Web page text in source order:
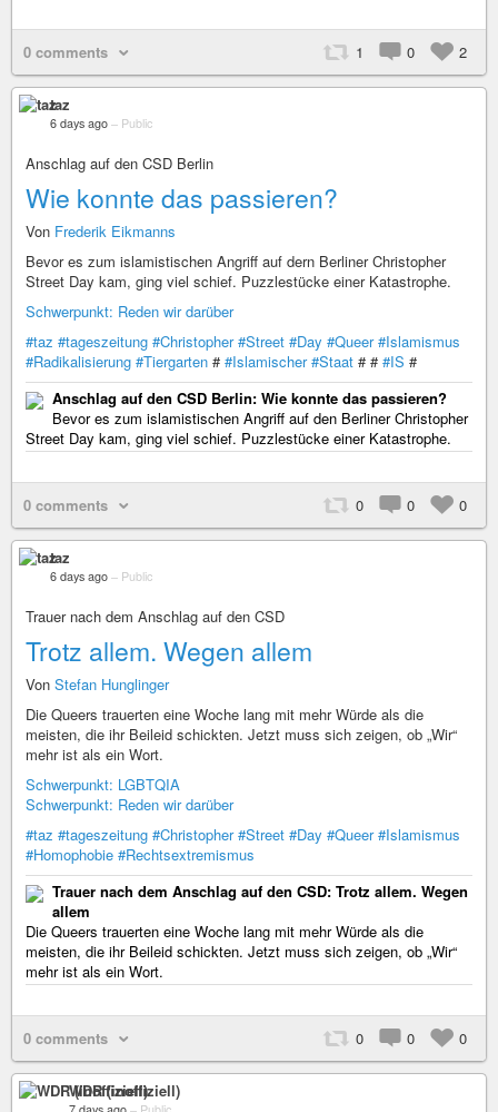
0 comments 1 0 2
taz
6 days ago – Public
Anschlag auf den CSD Berlin
Wie konnte das passieren?
Von Frederik Eikmanns
Bevor es zum islamistischen Angriff auf dern Berliner Christopher
Street Day kam, ging viel schief. Puzzlestücke einer Katastrophe.
Schwerpunkt: Reden wir darüber
#taz #tageszeitung #Christopher #Street #Day #Queer #Islamismus
#Radikalisierung #Tiergarten # #Islamischer #Staat # # #IS #
Anschlag auf den CSD Berlin: Wie konnte das passieren?
Bevor es zum islamistischen Angriff auf den Berliner Christopher
Street Day kam, ging viel schief. Puzzlestücke einer Katastrophe.
0 comments 0 0 0
taz
6 days ago – Public
Trauer nach dem Anschlag auf den CSD
Trotz allem. Wegen allem
Von Stefan Hunglinger
Die Queers trauerten eine Woche lang mit mehr Würde als die
meisten, die ihr Beileid schickten. Jetzt muss sich zeigen, ob „Wir“
mehr ist als ein Wort.
Schwerpunkt: LGBTQIA
Schwerpunkt: Reden wir darüber
#taz #tageszeitung #Christopher #Street #Day #Queer #Islamismus
#Homophobie #Rechtsextremismus
Trauer nach dem Anschlag auf den CSD: Trotz allem. Wegen
allem
Die Queers trauerten eine Woche lang mit mehr Würde als die
meisten, die ihr Beileid schickten. Jetzt muss sich zeigen, ob „Wir“
mehr ist als ein Wort.
0 comments 0 0 0
WDR (inoffiziell)